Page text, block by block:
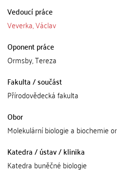
Vedoucí práce
Veverka, Václav
Oponent práce
Ormsby, Tereza
Fakulta / součást
Přírodovědecká fakulta
Obor
Molekulární biologie a biochemie
Katedra / ústav / klinika
Katedra buněčné biologie